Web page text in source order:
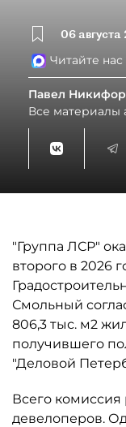
06
Читайте
Павел
Все материалы
"Группа ЛСР"
второго в 2026
Смольный
806,3 тыс. м2
получившего
"Деловой
Всего
девелоперов.